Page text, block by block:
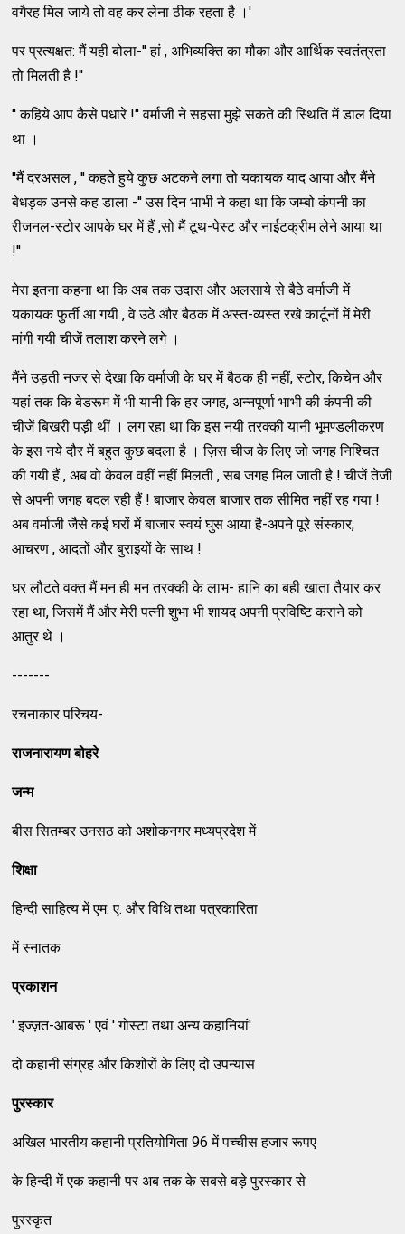
वगैरह मिल जाये तो वह कर लेना ठीक रहता है ।'
पर प्रत्यक्षत: मैं यही बोला-'' हां , अभिव्यक्ति का मौका और आर्थिक स्वतंत्रता
तो मिलती है !''
'' कहिये आप कैसे पधारे !'' वर्माजी ने सहसा मुझे सकते की स्थिति में डाल दिया
था ।
''मैं दरअसल , '' कहते हुये कुछ अटकने लगा तो यकायक याद आया और मैंने
बेधड़क उनसे कह डाला -'' उस दिन भाभी ने कहा था कि जम्बो कंपनी का
रीजनल-स्टोर आपके घर में हैं ,सो मैं टूथ-पेस्ट और नाईटक्रीम लेने आया था
!''
मेरा इतना कहना था कि अब तक उदास और अलसाये से बैठे वर्माजी में
यकायक फुर्ती आ गयी , वे उठे और बैठक में अस्त-व्यस्त रखे कार्टूनों में मेरी
मांगी गयी चीजें तलाश करने लगे ।
मैंने उड़ती नजर से देखा कि वर्माजी के घर में बैठक ही नहीं, स्टोर, किचेन और
यहां तक कि बेडरूम में भी यानी कि हर जगह, अन्नपूर्णा भाभी की कंपनी की
चीजें बिखरी पड़ी थीं । लग रहा था कि इस नयी तरक्की यानी भूमण्डलीकरण
के इस नये दौर में बहुत कुछ बदला है । ज़िस चीज के लिए जो जगह निश्चित
की गयी हैं , अब वो केवल वहीं नहीं मिलती , सब जगह मिल जाती है ! चीजें तेजी
से अपनी जगह बदल रही हैं ! बाजार केवल बाजार तक सीमित नहीं रह गया !
अब वर्माजी जैसे कई घरों में बाजार स्वयं घुस आया है-अपने पूरे संस्कार,
आचरण , आदतों और बुराइयों के साथ !
घर लौटते वक्त मैं मन ही मन तरक्की के लाभ- हानि का बही खाता तैयार कर
रहा था, जिसमें मैं और मेरी पत्नी शुभा भी शायद अपनी प्रविष्टि कराने को
आतुर थे ।
-------
रचनाकार परिचय-
राजनारायण बोहरे
जन्म
बीस सितम्बर उनसठ को अशोकनगर मध्यप्रदेश में
शिक्षा
हिन्दी साहित्य में एम. ए. और विधि तथा पत्रकारिता
में स्नातक
प्रकाशन
' इज्ज़त-आबरू ' एवं ' गोस्टा तथा अन्य कहानियां'
दो कहानी संग्रह और किशोरों के लिए दो उपन्यास
पुरस्कार
अखिल भारतीय कहानी प्रतियोगिता 96 में पच्चीस हजार रूपए
के हिन्दी में एक कहानी पर अब तक के सबसे बड़े पुरस्कार से
पुरस्कृत